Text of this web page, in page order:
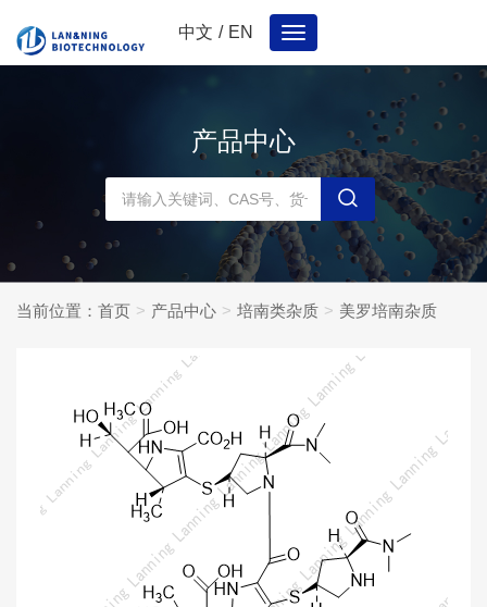
中文 / EN
Toggle
navigation
产品中心
当前位置： 首页 产品中心 培南类杂质 美罗培南杂质